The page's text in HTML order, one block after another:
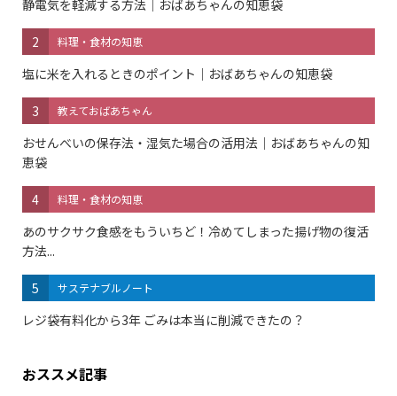
静電気を軽減する方法｜おばあちゃんの知恵袋
2 料理・食材の知恵
塩に米を入れるときのポイント｜おばあちゃんの知恵袋
3 教えておばあちゃん
おせんべいの保存法・湿気た場合の活用法｜おばあちゃんの知
恵袋
4 料理・食材の知恵
あのサクサク食感をもういちど！冷めてしまった揚げ物の復活
方法...
5 サステナブルノート
レジ袋有料化から3年 ごみは本当に削減できたの？
おススメ記事